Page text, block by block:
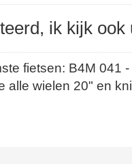
ik kijk
fietsen: B4M
alle wielen 20" en